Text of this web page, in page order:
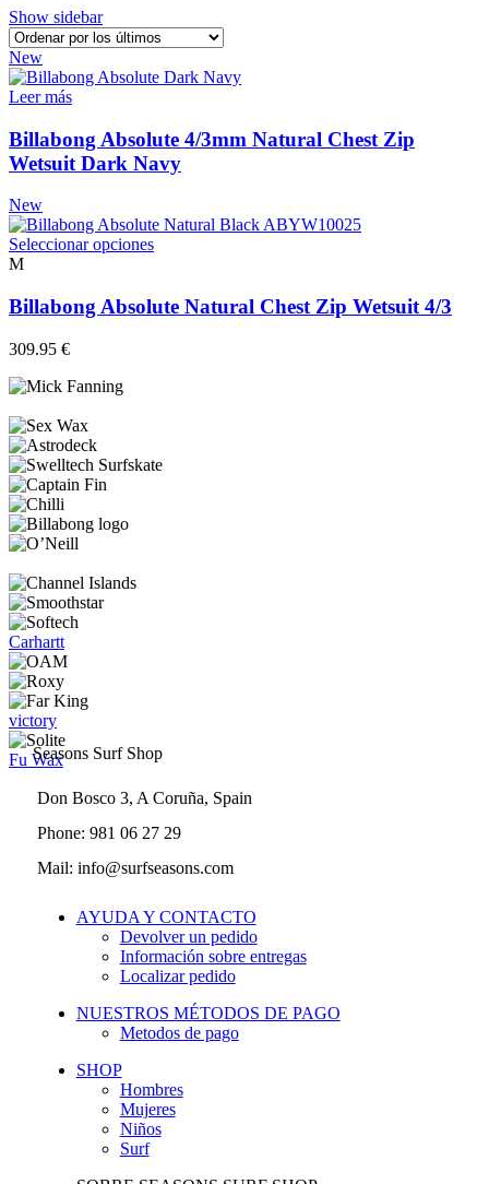
últimos
Show sidebar
New
Leer más
Billabong Absolute 4/3mm Natural Chest Zip
Wetsuit Dark Navy
New
Seleccionar opcionesEste
múltiples
variantes.
la
M
Billabong Absolute Natural Chest Zip Wetsuit 4/3
309.95 €
Carhartt
victory
Fu Wax
Seasons Surf Shop
Don Bosco 3, A Coruña, Spain
Phone: 981 06 27 29
Mail: info@surfseasons.com
AYUDA Y CONTACTO
Devolver un pedido
Información sobre entregas
Localizar pedido
NUESTROS MÉTODOS DE PAGO
Metodos de pago
SHOP
Hombres
Mujeres
Niños
Surf